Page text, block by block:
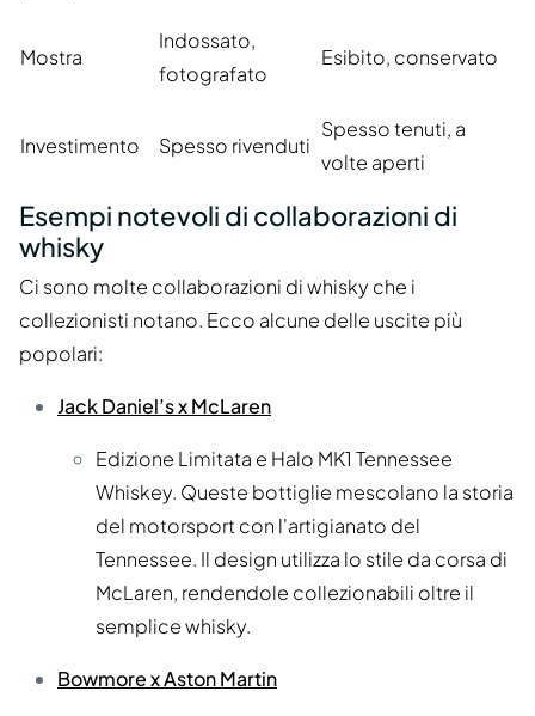
Mostra
Indossato,
fotografato
Esibito, conservato
Investimento Spesso rivenduti
Spesso tenuti, a
volte aperti
Esempi notevoli di collaborazioni di
whisky
Ci sono molte collaborazioni di whisky che i
collezionisti notano. Ecco alcune delle uscite più
popolari:
Jack Daniel’s x McLaren
Edizione Limitata e Halo MK1 Tennessee
Whiskey. Queste bottiglie mescolano la storia
del motorsport con l'artigianato del
Tennessee. Il design utilizza lo stile da corsa di
McLaren, rendendole collezionabili oltre il
semplice whisky.
Bowmore x Aston Martin